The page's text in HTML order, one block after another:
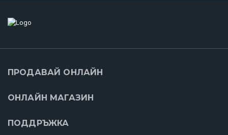
ПРОДАВАЙ ОНЛАЙН
ОНЛАЙН МАГАЗИН
ПОДДРЪЖКА